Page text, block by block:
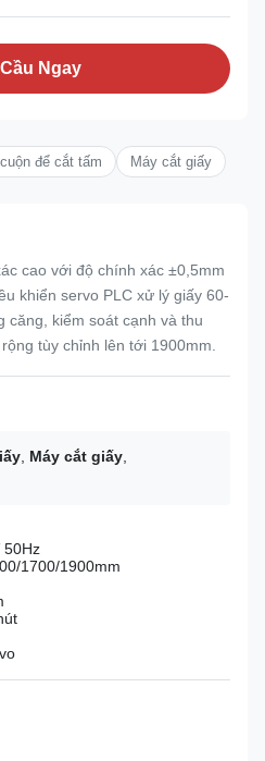
Ngay
cuộn để cắt tấm Máy cắt giấy
cao với độ chính xác ±0,5mm
khiển servo PLC xử lý giấy 60-
căng, kiểm soát cạnh và thu
tùy chỉnh lên tới 1900mm.
Máy cắt giấy
50Hz
1700/1900mm